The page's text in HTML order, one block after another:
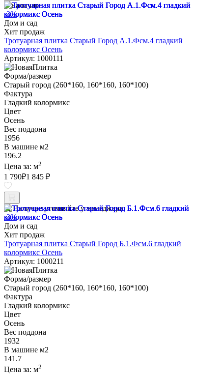
В наличии
-3%
Дом и сад
Хит продаж
Тротуарная плитка Старый Город А.1.Фсм.4 гладкий
колормикс Осень
Артикул: 1000111
Форма/размер
Старый город (260*160, 160*160, 160*100)
Фактура
Гладкий колормикс
Цвет
Осень
Вес поддона
1956
В машине м2
196.2
Цена за: м2
1 790₽1 845 ₽
Наличие уточняйте у менеджера
-3%
Дом и сад
Хит продаж
Тротуарная плитка Старый Город Б.1.Фсм.6 гладкий
колормикс Осень
Артикул: 1000211
Форма/размер
Старый город (260*160, 160*160, 160*100)
Фактура
Гладкий колормикс
Цвет
Осень
Вес поддона
1932
В машине м2
141.7
Цена за: м2